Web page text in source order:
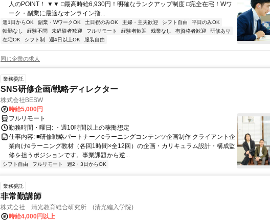
人のPOINT！ ▼▼ □最高時給6,930円！明確なランクアップ制度 □完全在宅！Wワ
ーク・副業に最適なオンライン指...
週1日からOK 副業・WワークOK 土日祝のみOK 主婦・主夫歓迎 シフト自由
平日のみOK
転勤なし
経験不問 未経験者歓迎 フルリモート 経験者歓迎 残業なし 有資格者歓迎
研修あり
在宅OK
シフト制 週4日以上OK 服装自由
同じ企業の求人
業務委託
SNS研修企画/戦略ディレクター
株式会社BESW
時給5,000円
フルリモート
勤務時間・曜日: ・週10時間以上の稼働想定
仕事内容: ■研修戦略パートナー／eラーニングコンテンツ企画制作 クライアント企
業向けeラーニング教材（各回1時間×全12回）の企画・カリキュラム設計・構成監
修を担うポジションです。事業課題から逆...
シフト自由 フルリモート 週2・3日からOK
業務委託
非常勤講師
株式会社 清光教育総合研究所 (清光編入学院)
時給4,000円以上